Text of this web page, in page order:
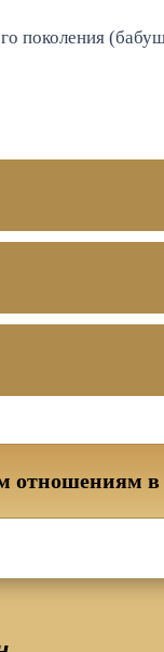
поколения
отношениям в